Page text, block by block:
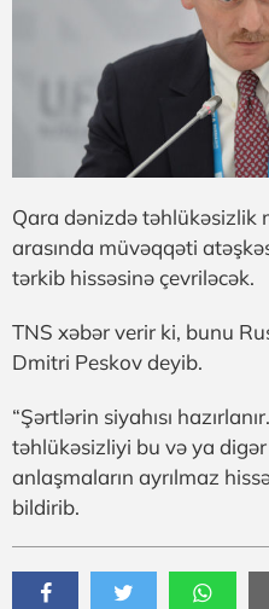
Qara dənizdə təhlükəsizlik
arasında müvəqqəti
tərkib hissəsinə çevriləcək.
TNS xəbər verir ki, bunu
Dmitri Peskov deyib.
“Şərtlərin siyahısı
təhlükəsizliyi bu və ya
anlaşmaların ayrılmaz
bildirib.